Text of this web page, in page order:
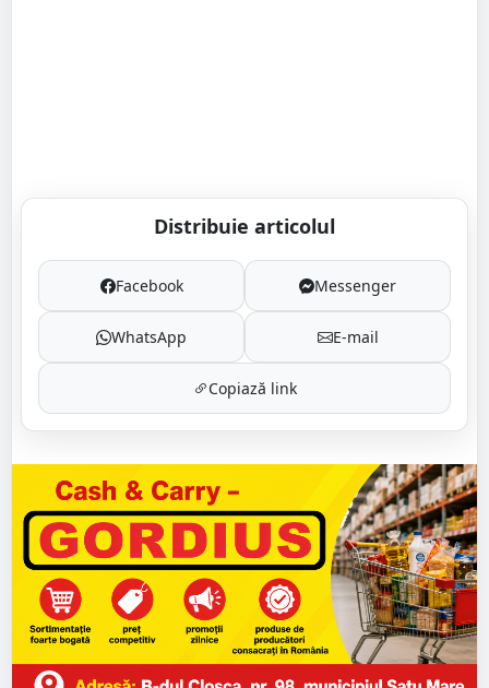
Distribuie articolul
Facebook Messenger
WhatsApp E-mail
Copiază link